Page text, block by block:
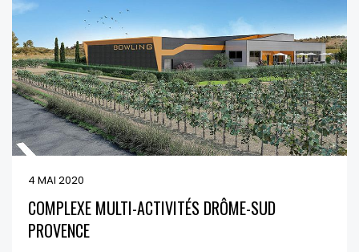
4 MAI 2020
COMPLEXE MULTI-ACTIVITÉS DRÔME-SUD
PROVENCE